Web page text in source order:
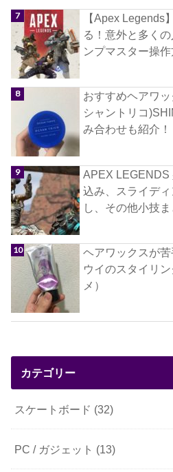
【Apex Legends
る！意外と多く
ンプマスター操
おすすめヘアワ
シャントリコ
み合わせも紹介！
APEX LEGENDS
込み、スライデ
し、その他小技
ヘアワックスが
ウイのスタイリ
メ）
カテゴリー
スケートボード (32)
PC / ガジェット (13)